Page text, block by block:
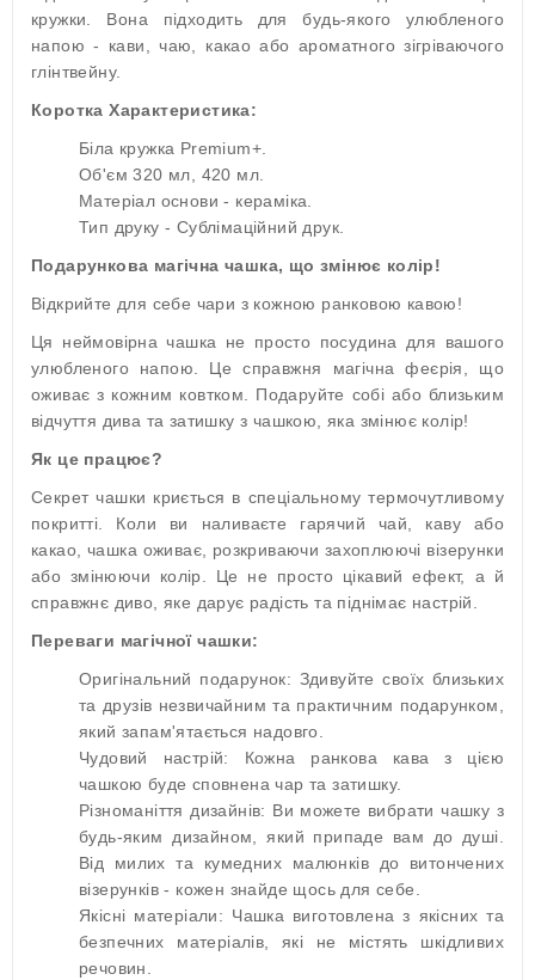
кружки. Вона підходить для будь-якого улюбленого
напою - кави, чаю, какао або ароматного зігріваючого
глінтвейну.
Коротка Характеристика:
Біла кружка Premium+.
Об'єм 320 мл, 420 мл.
Матеріал основи - кераміка.
Тип друку - Сублімаційний друк.
Подарункова магічна чашка, що змінює колір!
Відкрийте для себе чари з кожною ранковою кавою!
Ця неймовірна чашка не просто посудина для вашого
улюбленого напою. Це справжня магічна феєрія, що
оживає з кожним ковтком. Подаруйте собі або близьким
відчуття дива та затишку з чашкою, яка змінює колір!
Як це працює?
Секрет чашки криється в спеціальному термочутливому
покритті. Коли ви наливаєте гарячий чай, каву або
какао, чашка оживає, розкриваючи захоплюючі візерунки
або змінюючи колір. Це не просто цікавий ефект, а й
справжнє диво, яке дарує радість та піднімає настрій.
Переваги магічної чашки:
Оригінальний подарунок: Здивуйте своїх близьких
та друзів незвичайним та практичним подарунком,
який запам'ятається надовго.
Чудовий настрій: Кожна ранкова кава з цією
чашкою буде сповнена чар та затишку.
Різноманіття дизайнів: Ви можете вибрати чашку з
будь-яким дизайном, який припаде вам до душі.
Від милих та кумедних малюнків до витончених
візерунків - кожен знайде щось для себе.
Якісні матеріали: Чашка виготовлена з якісних та
безпечних матеріалів, які не містять шкідливих
речовин.